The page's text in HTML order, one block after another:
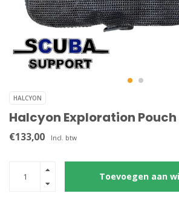
HALCYON
Halcyon Exploration Pouch
€133,00 Incl. btw
Toevoegen aan